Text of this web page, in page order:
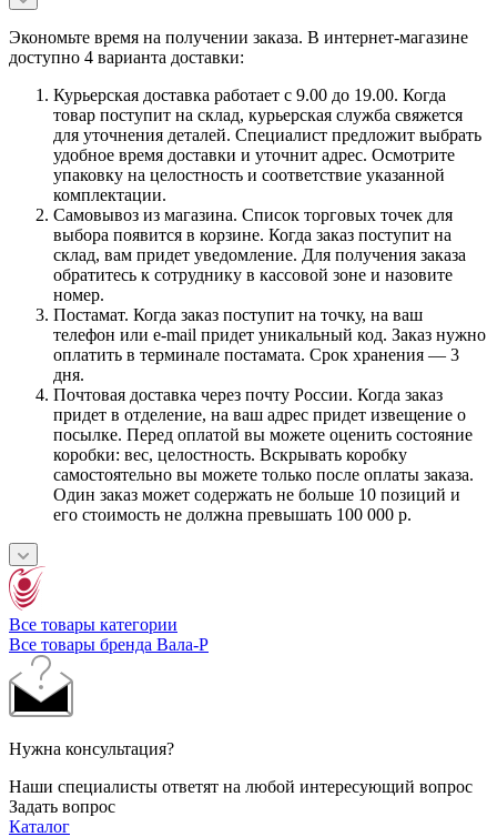
Экономьте время на получении заказа. В интернет-магазине
доступно 4 варианта доставки:
Курьерская доставка работает с 9.00 до 19.00. Когда
товар поступит на склад, курьерская служба свяжется
для уточнения деталей. Специалист предложит выбрать
удобное время доставки и уточнит адрес. Осмотрите
упаковку на целостность и соответствие указанной
комплектации.
Самовывоз из магазина. Список торговых точек для
выбора появится в корзине. Когда заказ поступит на
склад, вам придет уведомление. Для получения заказа
обратитесь к сотруднику в кассовой зоне и назовите
номер.
Постамат. Когда заказ поступит на точку, на ваш
телефон или e-mail придет уникальный код. Заказ нужно
оплатить в терминале постамата. Срок хранения — 3
дня.
Почтовая доставка через почту России. Когда заказ
придет в отделение, на ваш адрес придет извещение о
посылке. Перед оплатой вы можете оценить состояние
коробки: вес, целостность. Вскрывать коробку
самостоятельно вы можете только после оплаты заказа.
Один заказ может содержать не больше 10 позиций и
его стоимость не должна превышать 100 000 р.
Все товары категории
Все товары бренда Вала-Р
Нужна консультация?
Наши специалисты ответят на любой интересующий вопрос
Задать вопрос
Каталог